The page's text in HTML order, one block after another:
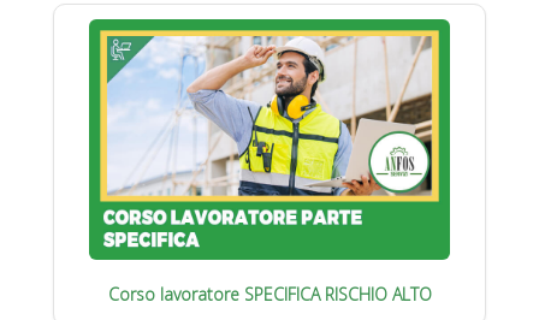
Corso lavoratore SPECIFICA RISCHIO ALTO